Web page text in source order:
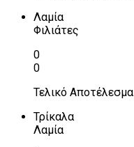
Λαμία
Φιλιάτες
0
0
Τελικό Αποτέλεσμα
Τρίκαλα
Λαμία